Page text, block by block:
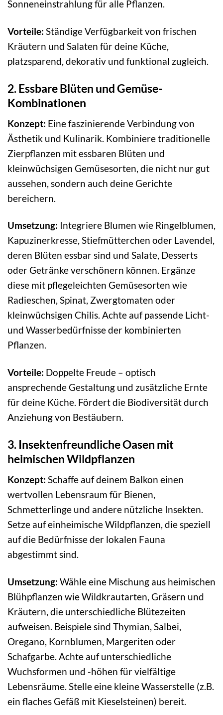
Sonneneinstrahlung für alle Pflanzen.
Vorteile: Ständige Verfügbarkeit von frischen
Kräutern und Salaten für deine Küche,
platzsparend, dekorativ und funktional zugleich.
2. Essbare Blüten und Gemüse-
Kombinationen
Konzept: Eine faszinierende Verbindung von
Ästhetik und Kulinarik. Kombiniere traditionelle
Zierpflanzen mit essbaren Blüten und
kleinwüchsigen Gemüsesorten, die nicht nur gut
aussehen, sondern auch deine Gerichte
bereichern.
Umsetzung: Integriere Blumen wie Ringelblumen,
Kapuzinerkresse, Stiefmütterchen oder Lavendel,
deren Blüten essbar sind und Salate, Desserts
oder Getränke verschönern können. Ergänze
diese mit pflegeleichten Gemüsesorten wie
Radieschen, Spinat, Zwergtomaten oder
kleinwüchsigen Chilis. Achte auf passende Licht-
und Wasserbedürfnisse der kombinierten
Pflanzen.
Vorteile: Doppelte Freude – optisch
ansprechende Gestaltung und zusätzliche Ernte
für deine Küche. Fördert die Biodiversität durch
Anziehung von Bestäubern.
3. Insektenfreundliche Oasen mit
heimischen Wildpflanzen
Konzept: Schaffe auf deinem Balkon einen
wertvollen Lebensraum für Bienen,
Schmetterlinge und andere nützliche Insekten.
Setze auf einheimische Wildpflanzen, die speziell
auf die Bedürfnisse der lokalen Fauna
abgestimmt sind.
Umsetzung: Wähle eine Mischung aus heimischen
Blühpflanzen wie Wildkrautarten, Gräsern und
Kräutern, die unterschiedliche Blütezeiten
aufweisen. Beispiele sind Thymian, Salbei,
Oregano, Kornblumen, Margeriten oder
Schafgarbe. Achte auf unterschiedliche
Wuchsformen und -höhen für vielfältige
Lebensräume. Stelle eine kleine Wasserstelle (z.B.
ein flaches Gefäß mit Kieselsteinen) bereit.